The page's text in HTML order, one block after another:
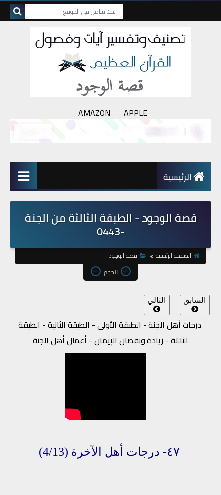
AMAZON APPLE
الرئيسية
قصة الوجود - الطبقة الثالثة من الجنة
-0443
الصفحة الرئيسية
قصة الوجود
الحجم
السابق التالي
درجات أهل الجنة - الطبقة الأولى - الطبقة الثانية - الطبقة
الثالثة - زيادة ونقصان الإيمان - أعمال أهل الجنة
٤٧- درجات أهل الآخرة (4/13)